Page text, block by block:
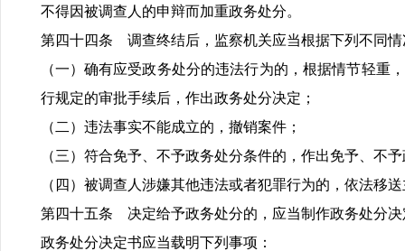
不得因被调查人的申辩而加重政务处分。
第四十四条 调查终结后，监察机关应当根据下列不同情
（一）确有应受政务处分的违法行为的，根据情节轻重
行规定的审批手续后，作出政务处分决定；
（二）违法事实不能成立的，撤销案件；
（三）符合免予、不予政务处分条件的，作出免予、不
（四）被调查人涉嫌其他违法或者犯罪行为的，依法移
第四十五条 决定给予政务处分的，应当制作政务处分决
政务处分决定书应当载明下列事项：